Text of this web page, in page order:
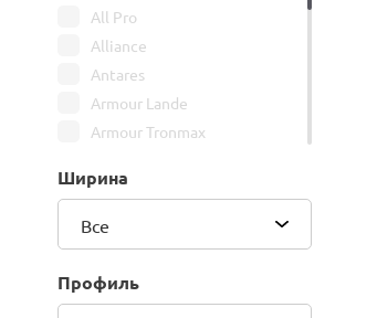
All Pro
Alliance
Antares
Armour Lande
Armour Tronmax
ATIRE
Bars
Belshina
BFGoodrich
Ширина
Все
Профиль